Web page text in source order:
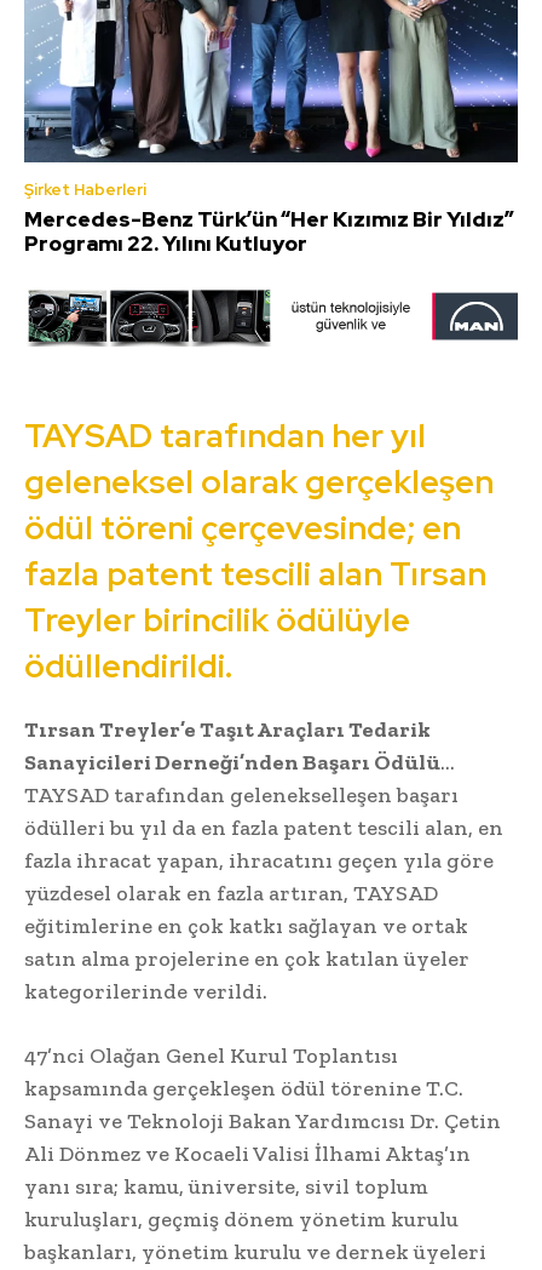
Şirket Haberleri
Mercedes-Benz Türk’ün “Her Kızımız Bir Yıldız”
Programı 22. Yılını Kutluyor
TAYSAD tarafından her yıl
geleneksel olarak gerçekleşen
ödül töreni çerçevesinde; en
fazla patent tescili alan Tırsan
Treyler birincilik ödülüyle
ödüllendirildi.
Tırsan Treyler’e Taşıt Araçları Tedarik
Sanayicileri Derneği’nden Başarı Ödülü…
TAYSAD tarafından gelenekselleşen başarı
ödülleri bu yıl da en fazla patent tescili alan, en
fazla ihracat yapan, ihracatını geçen yıla göre
yüzdesel olarak en fazla artıran, TAYSAD
eğitimlerine en çok katkı sağlayan ve ortak
satın alma projelerine en çok katılan üyeler
kategorilerinde verildi.
47’nci Olağan Genel Kurul Toplantısı
kapsamında gerçekleşen ödül törenine T.C.
Sanayi ve Teknoloji Bakan Yardımcısı Dr. Çetin
Ali Dönmez ve Kocaeli Valisi İlhami Aktaş’ın
yanı sıra; kamu, üniversite, sivil toplum
kuruluşları, geçmiş dönem yönetim kurulu
başkanları, yönetim kurulu ve dernek üyeleri